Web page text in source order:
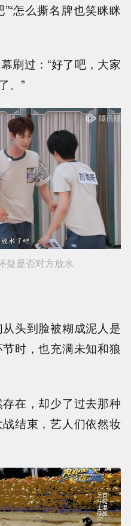
”“怎么撕名牌也笑眯眯
刷过：“好了吧，大家
。”
疑是否对方放水
头到脸被糊成泥人是
时，也充满未知和狼
在，却少了过去那种
结束，艺人们依然妆